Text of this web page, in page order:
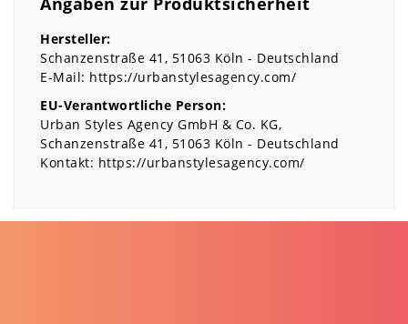
Hersteller:
Schanzenstraße 41 51063 Köln
Deutschland
E-Mail: https://urbanstylesagency.com/
EU-Verantwortliche Person:
Urban Styles Agency GmbH & Co. KG
Schanzenstraße 41 51063 Köln
Deutschland
Kontakt: https://urbanstylesagency.com/